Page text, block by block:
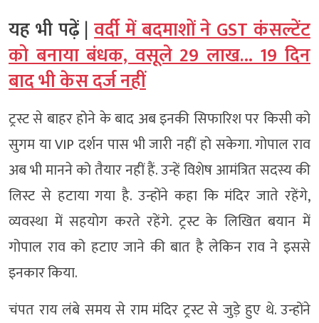
यह भी पढ़ें |वर्दी में बदमाशों ने GST कंसल्टेंट
को बनाया बंधक, वसूले 29 लाख… 19 दिन
बाद भी केस दर्ज नहीं
ट्रस्ट से बाहर होने के बाद अब इनकी सिफारिश पर किसी को
सुगम या VIP दर्शन पास भी जारी नहीं हो सकेगा. गोपाल राव
अब भी मानने को तैयार नहीं हैं. उन्हें विशेष आमंत्रित सदस्य की
लिस्ट से हटाया गया है. उन्होंने कहा कि मंदिर जाते रहेंगे,
व्यवस्था में सहयोग करते रहेंगे. ट्रस्ट के लिखित बयान में
गोपाल राव को हटाए जाने की बात है लेकिन राव ने इससे
इनकार किया.
चंपत राय लंबे समय से राम मंदिर ट्रस्ट से जुड़े हुए थे. उन्होंने